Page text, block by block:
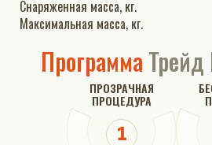
Снаряженная масса, кг.
Максимальная масса, кг.
Программа
ПРОЗРАЧНАЯ
ПРОЦЕДУРА